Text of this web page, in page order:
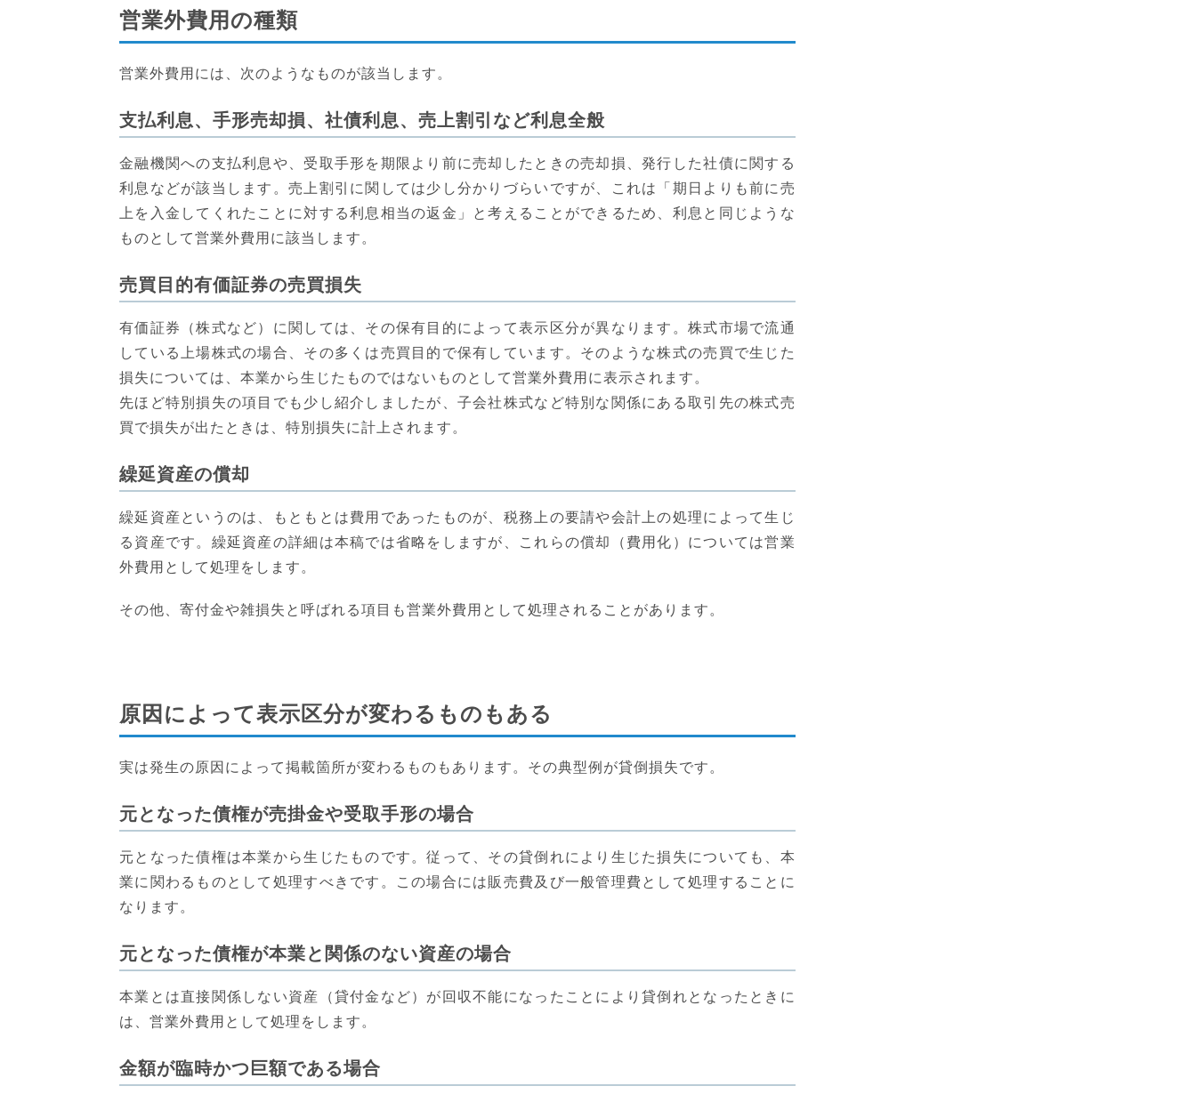
営業外費用の種類
営業外費用には、次のようなものが該当します。
支払利息、手形売却損、社債利息、売上割引など利息全般
金融機関への支払利息や、受取手形を期限より前に売却したときの売却損、発行した社債に関する
利息などが該当します。売上割引に関しては少し分かりづらいですが、これは「期日よりも前に売
上を入金してくれたことに対する利息相当の返金」と考えることができるため、利息と同じような
ものとして営業外費用に該当します。
売買目的有価証券の売買損失
有価証券（株式など）に関しては、その保有目的によって表示区分が異なります。株式市場で流通
している上場株式の場合、その多くは売買目的で保有しています。そのような株式の売買で生じた
損失については、本業から生じたものではないものとして営業外費用に表示されます。
先ほど特別損失の項目でも少し紹介しましたが、子会社株式など特別な関係にある取引先の株式売
買で損失が出たときは、特別損失に計上されます。
繰延資産の償却
繰延資産というのは、もともとは費用であったものが、税務上の要請や会計上の処理によって生じ
る資産です。繰延資産の詳細は本稿では省略をしますが、これらの償却（費用化）については営業
外費用として処理をします。
その他、寄付金や雑損失と呼ばれる項目も営業外費用として処理されることがあります。
原因によって表示区分が変わるものもある
実は発生の原因によって掲載箇所が変わるものもあります。その典型例が貸倒損失です。
元となった債権が売掛金や受取手形の場合
元となった債権は本業から生じたものです。従って、その貸倒れにより生じた損失についても、本
業に関わるものとして処理すべきです。この場合には販売費及び一般管理費として処理することに
なります。
元となった債権が本業と関係のない資産の場合
本業とは直接関係しない資産（貸付金など）が回収不能になったことにより貸倒れとなったときに
は、営業外費用として処理をします。
金額が臨時かつ巨額である場合